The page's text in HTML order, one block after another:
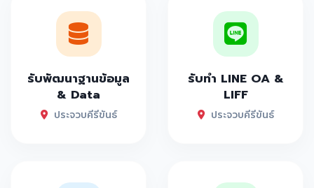
รับพัฒนาฐานข้อมูล
& Data
ประจวบคีรีขันธ์
รับทำ LINE OA &
LIFF
ประจวบคีรีขันธ์